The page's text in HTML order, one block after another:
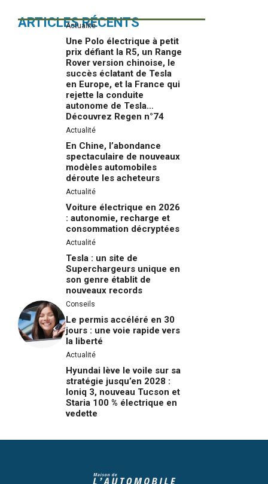
ARTICLES RÉCENTS
Actualité
Une Polo électrique à petit
prix défiant la R5, un Range
Rover version chinoise, le
succès éclatant de Tesla
en Europe, et la France qui
rejette la conduite
autonome de Tesla…
Découvrez Regen n°74
Actualité
En Chine, l’abondance
spectaculaire de nouveaux
modèles automobiles
déroute les acheteurs
Actualité
Voiture électrique en 2026
: autonomie, recharge et
consommation décryptées
Actualité
Tesla : un site de
Superchargeurs unique en
son genre établit de
nouveaux records
Conseils
Le permis accéléré en 30
jours : une voie rapide vers
la liberté
Actualité
Hyundai lève le voile sur sa
stratégie jusqu’en 2028 :
Ioniq 3, nouveau Tucson et
Staria 100 % électrique en
vedette